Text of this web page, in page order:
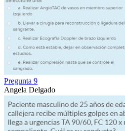
Pregunta 9
Angela Delgado